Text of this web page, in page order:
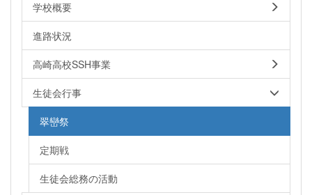
学校概要
進路状況
高崎高校SSH事業
生徒会行事
翠巒祭
定期戦
生徒会総務の活動